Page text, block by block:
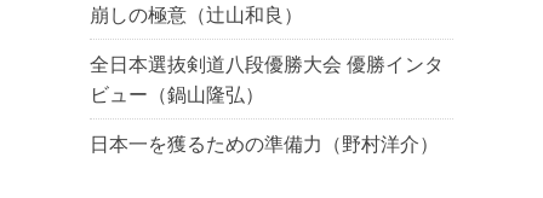
崩しの極意（辻山和良）
全日本選抜剣道八段優勝大会 優勝インタ
ビュー（鍋山隆弘）
日本一を獲るための準備力（野村洋介）